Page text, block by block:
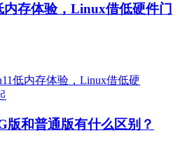
存体验，Linux借低硬件门
版和普通版有什么区别？